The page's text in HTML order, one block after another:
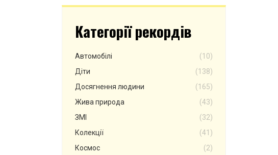
Категорії рекордів
Автомобілі
(10)
Діти
(138)
Досягнення людини
(165)
Жива природа
(43)
ЗМІ
(32)
Колекції
(41)
Космос
(2)